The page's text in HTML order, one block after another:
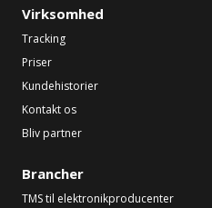
Virksomhed
Tracking
Priser
Kundehistorier
Kontakt os
Bliv partner
Brancher
TMS til elektronikproducenter